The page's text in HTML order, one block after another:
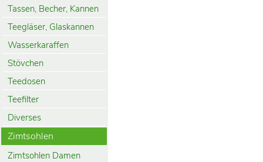
Tassen, Becher, Kannen
Teegläser, Glaskannen
Wasserkaraffen
Stövchen
Teedosen
Teefilter
Diverses
Zimtsohlen
Zimtsohlen Damen